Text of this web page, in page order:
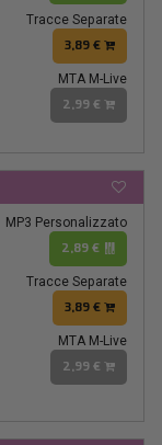
Tracce Separate
3,89 €
MTA M-Live
2,99 €
MP3 Personalizzato
2,89 €
Tracce Separate
3,89 €
MTA M-Live
2,99 €